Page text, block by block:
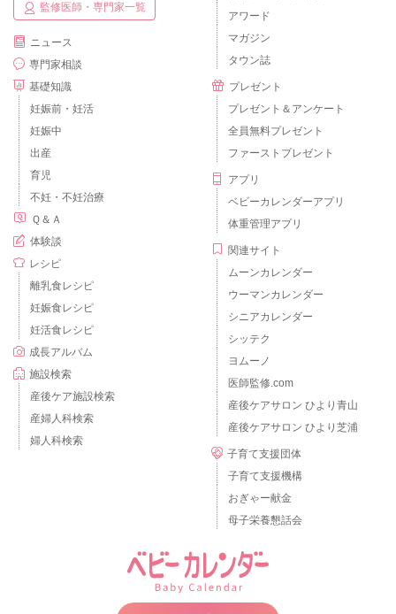
監修医師・専門家一覧
ニュース
専門家相談
基礎知識
妊娠前・妊活
妊娠中
出産
育児
不妊・不妊治療
Ｑ＆Ａ
体験談
レシピ
離乳食レシピ
妊娠食レシピ
妊活食レシピ
成長アルバム
施設検索
産後ケア施設検索
産婦人科検索
婦人科検索
アワード
マガジン
タウン誌
プレゼント
プレゼント＆アンケート
全員無料プレゼント
ファーストプレゼント
アプリ
ベビーカレンダーアプリ
体重管理アプリ
関連サイト
ムーンカレンダー
ウーマンカレンダー
シニアカレンダー
シッテク
ヨムーノ
医師監修.com
産後ケアサロン ひより青山
産後ケアサロン ひより芝浦
子育て支援団体
子育て支援機構
おぎゃー献金
母子栄養懇話会